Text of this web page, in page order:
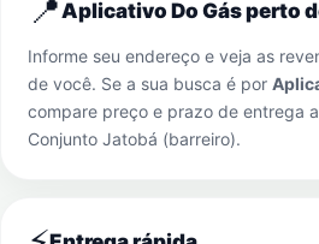
📍Aplicativo Do Gás perto
Informe seu endereço e veja as
de você. Se a sua busca é por
compare preço e prazo de entrega
Conjunto Jatobá (barreiro).